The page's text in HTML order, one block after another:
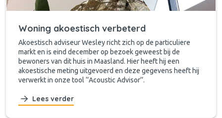
Woning akoestisch verbeterd
Akoestisch adviseur Wesley richt zich op de particuliere
markt en is eind december op bezoek geweest bij de
bewoners van dit huis in Maasland. Hier heeft hij een
akoestische meting uitgevoerd en deze gegevens heeft hij
verwerkt in onze tool ‘’Acoustic Advisor’’.
Lees verder